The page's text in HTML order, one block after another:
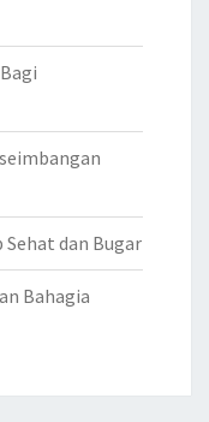
dan Bugar
Bahagia